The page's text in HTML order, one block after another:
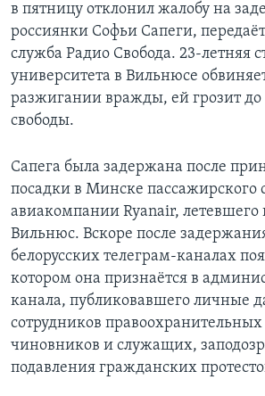
в пятницу отклонил жалобу на
россиянки Софьи Сапеги,
служба Радио Свобода. 23-летняя
университета в Вильнюсе
разжигании вражды, ей грозит до
свободы.
Сапега была задержана после
посадки в Минске пассажирского
авиакомпании Ryanair, летевшего
Вильнюс. Вскоре после
белорусских телеграм-каналах
котором она признаётся в
канала, публиковавшего личные
сотрудников правоохранительных
чиновников и служащих,
подавления гражданских